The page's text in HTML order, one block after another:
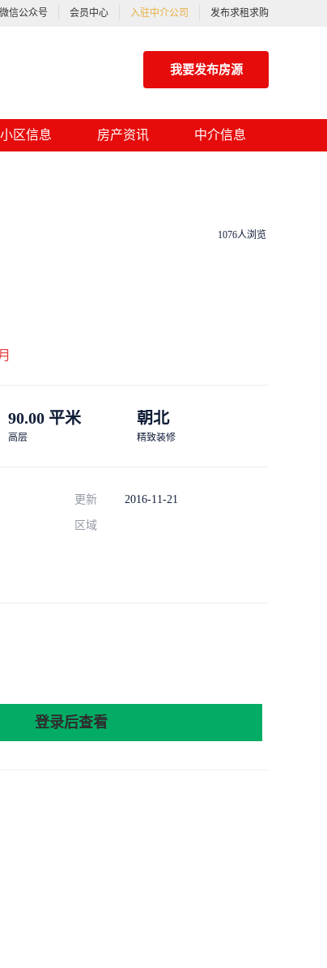
微信公众号 会员中心 入驻中介公司 发布求租求购
我要发布房源
小区信息 房产资讯 中介信息
1076人浏览
90.00 平米
高层
朝北
精致装修
更新 2016-11-21
区域
登录后查看